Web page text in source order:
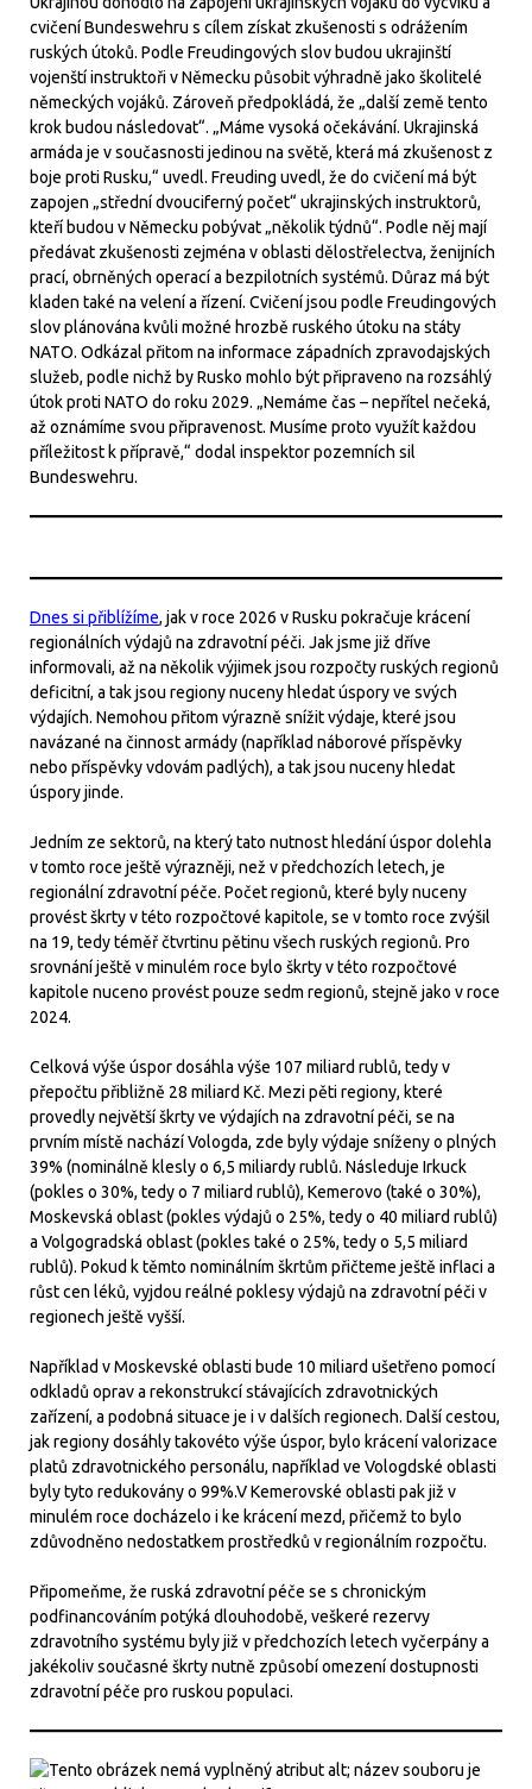
cvičení Bundeswehru s cílem získat zkušenosti s odrážením
ruských útoků. Podle Freudingových slov budou ukrajinští
vojenští instruktoři v Německu působit výhradně jako školitelé
německých vojáků. Zároveň předpokládá, že „další země tento
krok budou následovat“. „Máme vysoká očekávání. Ukrajinská
armáda je v současnosti jedinou na světě, která má zkušenost z
boje proti Rusku,“ uvedl. Freuding uvedl, že do cvičení má být
zapojen „střední dvouciferný počet“ ukrajinských instruktorů,
kteří budou v Německu pobývat „několik týdnů“. Podle něj mají
předávat zkušenosti zejména v oblasti dělostřelectva, ženijních
prací, obrněných operací a bezpilotních systémů. Důraz má být
kladen také na velení a řízení. Cvičení jsou podle Freudingových
slov plánována kvůli možné hrozbě ruského útoku na státy
NATO. Odkázal přitom na informace západních zpravodajských
služeb, podle nichž by Rusko mohlo být připraveno na rozsáhlý
útok proti NATO do roku 2029. „Nemáme čas – nepřítel nečeká,
až oznámíme svou připravenost. Musíme proto využít každou
příležitost k přípravě,“ dodal inspektor pozemních sil
Bundeswehru.
Dnes si přiblížíme, jak v roce 2026 v Rusku pokračuje krácení
regionálních výdajů na zdravotní péči. Jak jsme již dříve
informovali, až na několik výjimek jsou rozpočty ruských regionů
deficitní, a tak jsou regiony nuceny hledat úspory ve svých
výdajích. Nemohou přitom výrazně snížit výdaje, které jsou
navázané na činnost armády (například náborové příspěvky
nebo příspěvky vdovám padlých), a tak jsou nuceny hledat
úspory jinde.
Jedním ze sektorů, na který tato nutnost hledání úspor dolehla
v tomto roce ještě výrazněji, než v předchozích letech, je
regionální zdravotní péče. Počet regionů, které byly nuceny
provést škrty v této rozpočtové kapitole, se v tomto roce zvýšil
na 19, tedy téměř čtvrtinu pětinu všech ruských regionů. Pro
srovnání ještě v minulém roce bylo škrty v této rozpočtové
kapitole nuceno provést pouze sedm regionů, stejně jako v roce
2024.
Celková výše úspor dosáhla výše 107 miliard rublů, tedy v
přepočtu přibližně 28 miliard Kč. Mezi pěti regiony, které
provedly největší škrty ve výdajích na zdravotní péči, se na
prvním místě nachází Vologda, zde byly výdaje sníženy o plných
39% (nominálně klesly o 6,5 miliardy rublů. Následuje Irkuck
(pokles o 30%, tedy o 7 miliard rublů), Kemerovo (také o 30%),
Moskevská oblast (pokles výdajů o 25%, tedy o 40 miliard rublů)
a Volgogradská oblast (pokles také o 25%, tedy o 5,5 miliard
rublů). Pokud k těmto nominálním škrtům přičteme ještě inflaci a
růst cen léků, vyjdou reálné poklesy výdajů na zdravotní péči v
regionech ještě vyšší.
Například v Moskevské oblasti bude 10 miliard ušetřeno pomocí
odkladů oprav a rekonstrukcí stávajících zdravotnických
zařízení, a podobná situace je i v dalších regionech. Další cestou,
jak regiony dosáhly takovéto výše úspor, bylo krácení valorizace
platů zdravotnického personálu, například ve Vologdské oblasti
byly tyto redukovány o 99%.V Kemerovské oblasti pak již v
minulém roce docházelo i ke krácení mezd, přičemž to bylo
zdůvodněno nedostatkem prostředků v regionálním rozpočtu.
Připomeňme, že ruská zdravotní péče se s chronickým
podfinancováním potýká dlouhodobě, veškeré rezervy
zdravotního systému byly již v předchozích letech vyčerpány a
jakékoliv současné škrty nutně způsobí omezení dostupnosti
zdravotní péče pro ruskou populaci.